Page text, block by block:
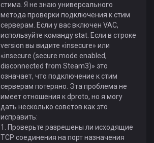
стимa. Я не знаю универсального
метода проверки подключения к стим
серверам. Если у вас включен VAC,
используйте команду stat. Если в строке
version вы видите «insecure» или
«insecure (secure mode enabled,
disconnected from Steam3)» это
означает, что подключение к стим
серверам потеряно. Эта проблема не
имеет отношения к dproto, но я могу
дать несколько советов как это
исправить:
1. Проверьте разрешены ли исходящие
TCP соединения на порт назначения